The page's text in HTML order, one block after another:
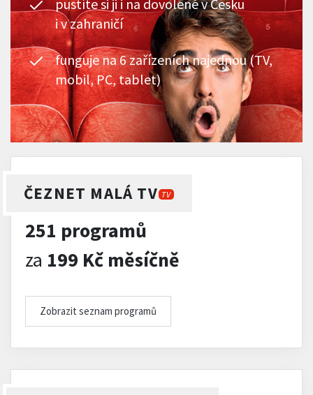
pustíte si ji i na dovolené v Česku
i v zahraničí
funguje na 6 zařízeních najednou (TV,
mobil, PC, tablet)
ČEZNET MALÁ TV TV
251 programů
za 199 Kč měsíčně
Zobrazit seznam programů